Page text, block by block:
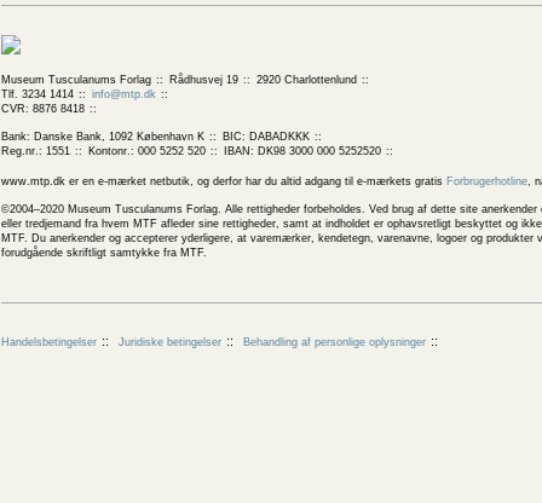
Museum Tusculanums Forlag Rådhusvej 19
2920 Charlottenlund
Tlf. 3234 1414
info@mtp.dk
CVR: 8876 8418
Bank: Danske Bank, 1092 København K
BIC: DABADKKK
Reg.nr.: 1551
Kontonr.: 000 5252 520 IBAN: DK98 3000 000 5252520
www.mtp.dk er en e-mærket netbutik, og derfor har du altid adgang til e-mærkets gratis Forbrugerhotline,
©2004–2020 Museum Tusculanums Forlag. Alle rettigheder forbeholdes. Ved brug af dette site
eller tredjemand fra hvem MTF afleder sine rettigheder, samt at indholdet er ophavsretligt beskyttet og
MTF. Du anerkender og accepterer yderligere, at varemærker, kendetegn, varenavne, logoer og
forudgående skriftligt samtykke fra MTF.
Handelsbetingelser Juridiske betingelser Behandling af personlige oplysninger